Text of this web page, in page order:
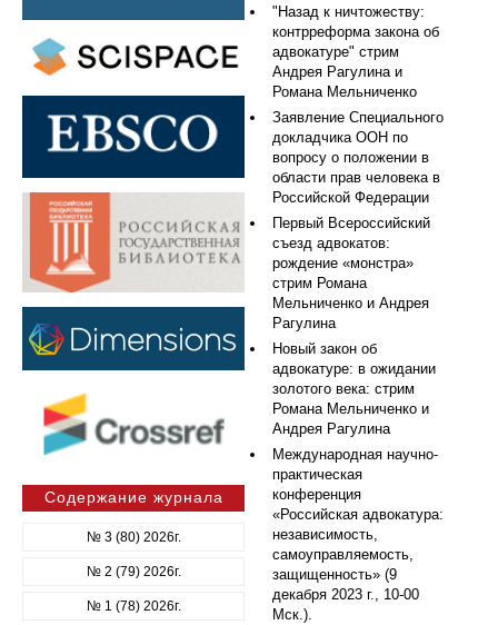
Содержание журнала
№ 3 (80) 2026г.
№ 2 (79) 2026г.
№ 1 (78) 2026г.
"Назад к ничтожеству:
контрреформа закона об
адвокатуре" стрим
Андрея Рагулина и
Романа Мельниченко
Заявление Специального
докладчика ООН по
вопросу о положении в
области прав человека в
Российской Федерации
Первый Всероссийский
съезд адвокатов:
рождение «монстра»
стрим Романа
Мельниченко и Андрея
Рагулина
Новый закон об
адвокатуре: в ожидании
золотого века: стрим
Романа Мельниченко и
Андрея Рагулина
Международная научно-
практическая
конференция
«Российская адвокатура:
независимость,
самоуправляемость,
защищенность» (9
декабря 2023 г., 10-00
Мск.).